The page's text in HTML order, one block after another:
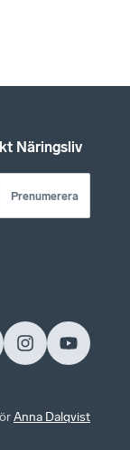
Näringsliv
Prenumerera
Anna Dalqvist